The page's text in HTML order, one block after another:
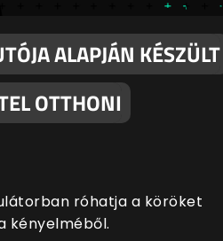
ALAPJÁN KÉSZÜLT
OTTHONI
róhatja a köröket
kényelméből.